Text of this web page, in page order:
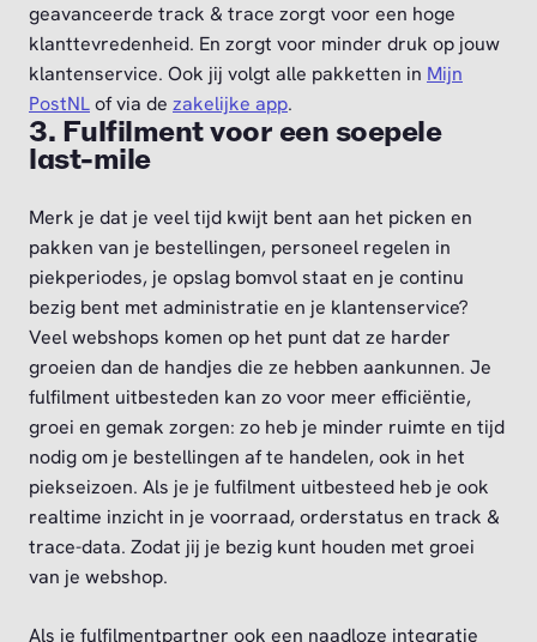
geavanceerde track & trace zorgt voor een hoge
klanttevredenheid. En zorgt voor minder druk op jouw
klantenservice. Ook jij volgt alle pakketten in Mijn
PostNLof via de zakelijke app.
3. Fulfilment voor een soepele
last-mile
Merk je dat je veel tijd kwijt bent aan het picken en
pakken van je bestellingen, personeel regelen in
piekperiodes, je opslag bomvol staat en je continu
bezig bent met administratie en je klantenservice?
Veel webshops komen op het punt dat ze harder
groeien dan de handjes die ze hebben aankunnen. Je
fulfilment uitbesteden kan zo voor meer efficiëntie,
groei en gemak zorgen: zo heb je minder ruimte en tijd
nodig om je bestellingen af te handelen, ook in het
piekseizoen. Als je je fulfilment uitbesteed heb je ook
realtime inzicht in je voorraad, orderstatus en track &
trace-data. Zodat jij je bezig kunt houden met groei
van je webshop.
Als je fulfilmentpartner ook een naadloze integratie